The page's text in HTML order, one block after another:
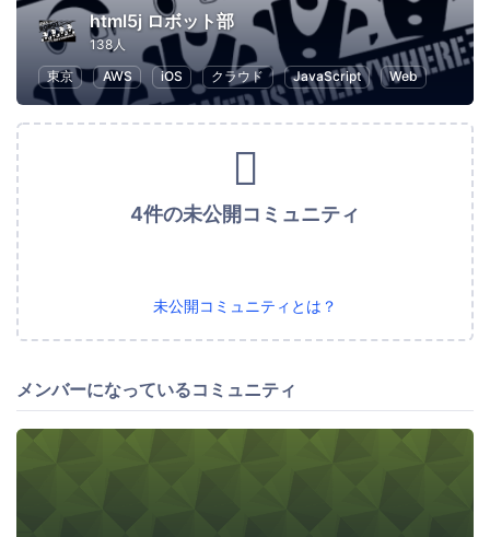
html5j ロボット部
138人
東京
AWS iOS クラウド JavaScript Web
4件の未公開コミュニティ
未公開コミュニティとは？
メンバーになっているコミュニティ